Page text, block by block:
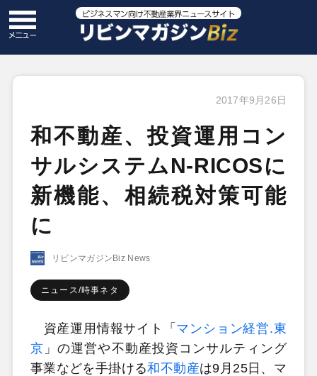
2017年9月26日
和不動産、投資運用コン
サルシステムN-RICOSに
新機能、相続税対策可能
に
リビンマガジンBiz News
ニュース/時事ネタ
資産運用情報サイト「 マンション経営.東
京 」の運営や不動産投資コンサルティング
事業などを手掛ける和不動産は9月25日、マ